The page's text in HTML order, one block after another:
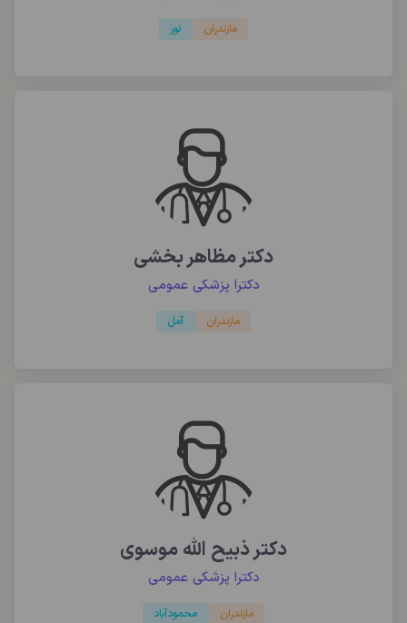
مازندران نور
دکتر مظاهر بخشی
دکترا پزشکی عمومی
مازندران آمل
دکتر ذبیح الله موسوی
دکترا پزشکی عمومی
مازندران محمودآباد